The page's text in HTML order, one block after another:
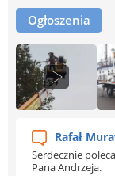
Ogłoszenia
Rafał
Serdecznie
Pana Andrzeja.